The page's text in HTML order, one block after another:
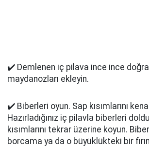
✔️ Demlenen iç pilava ince ince
maydanozları ekleyin.
✔️ Biberleri oyun. Sap kısımlarını
Hazırladığınız iç pilavla biberleri
kısımlarını tekrar üzerine koyun.
borcama ya da o büyüklükteki bir